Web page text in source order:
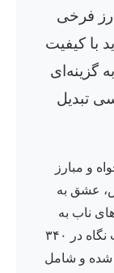
فرخی
با کیفیت
گزینه‌ای
تبدیل
و مبارز
عشق به
ناب به
تصویر می‌کشد. این کتاب از سوی انتشارات نگاه در ۳۴۰
شده و شامل